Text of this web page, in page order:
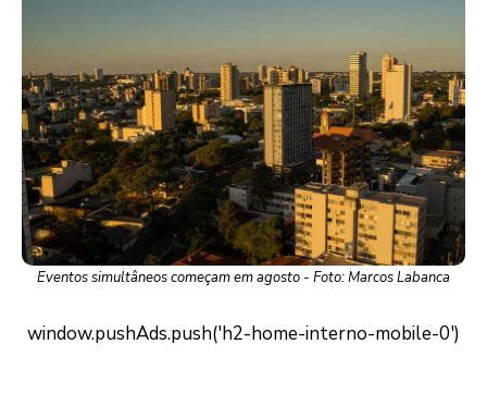
Eventos simultâneos começam em agosto - Foto: Marcos Labanca